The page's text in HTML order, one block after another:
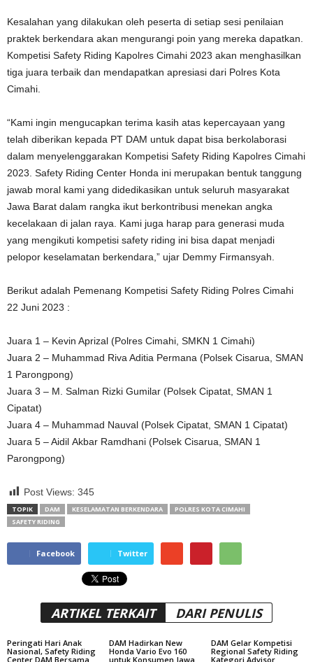
Kesalahan yang dilakukan oleh peserta di setiap sesi penilaian
praktek berkendara akan mengurangi poin yang mereka dapatkan.
Kompetisi Safety Riding Kapolres Cimahi 2023 akan menghasilkan
tiga juara terbaik dan mendapatkan apresiasi dari Polres Kota
Cimahi.
“Kami ingin mengucapkan terima kasih atas kepercayaan yang
telah diberikan kepada PT DAM untuk dapat bisa berkolaborasi
dalam menyelenggarakan Kompetisi Safety Riding Kapolres Cimahi
2023. Safety Riding Center Honda ini merupakan bentuk tanggung
jawab moral kami yang didedikasikan untuk seluruh masyarakat
Jawa Barat dalam rangka ikut berkontribusi menekan angka
kecelakaan di jalan raya. Kami juga harap para generasi muda
yang mengikuti kompetisi safety riding ini bisa dapat menjadi
pelopor keselamatan berkendara,” ujar Demmy Firmansyah.
Berikut adalah Pemenang Kompetisi Safety Riding Polres Cimahi
22 Juni 2023 :
Juara 1 – Kevin Aprizal (Polres Cimahi, SMKN 1 Cimahi)
Juara 2 – Muhammad Riva Aditia Permana (Polsek Cisarua, SMAN
1 Parongpong)
Juara 3 – M. Salman Rizki Gumilar (Polsek Cipatat, SMAN 1
Cipatat)
Juara 4 – Muhammad Nauval (Polsek Cipatat, SMAN 1 Cipatat)
Juara 5 – Aidil Akbar Ramdhani (Polsek Cisarua, SMAN 1
Parongpong)
Post Views: 345
TOPIK DAM KESELAMATAN BERKENDARA
POLRES KOTA CIMAHI
SAFETY RIDING
Facebook Twitter
ARTIKEL TERKAIT DARI PENULIS
Peringati Hari Anak
Nasional, Safety Riding
Center DAM Bersama
DAM Hadirkan New
Honda Vario Evo 160
untuk Konsumen Jawa
DAM Gelar Kompetisi
Regional Safety Riding
Kategori Advisor